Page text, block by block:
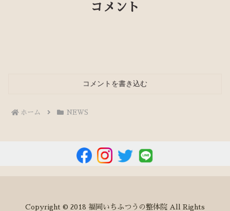
コメント
コメントを書き込む
ホーム NEWS
Copyright © 2018 福岡いちふつうの整体院 All Rights